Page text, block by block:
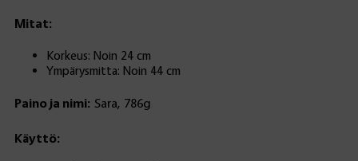
Mitat:
Korkeus: Noin 24 cm
Ympärysmitta: Noin 44 cm
Paino ja nimi: Sara, 786g
Käyttö: